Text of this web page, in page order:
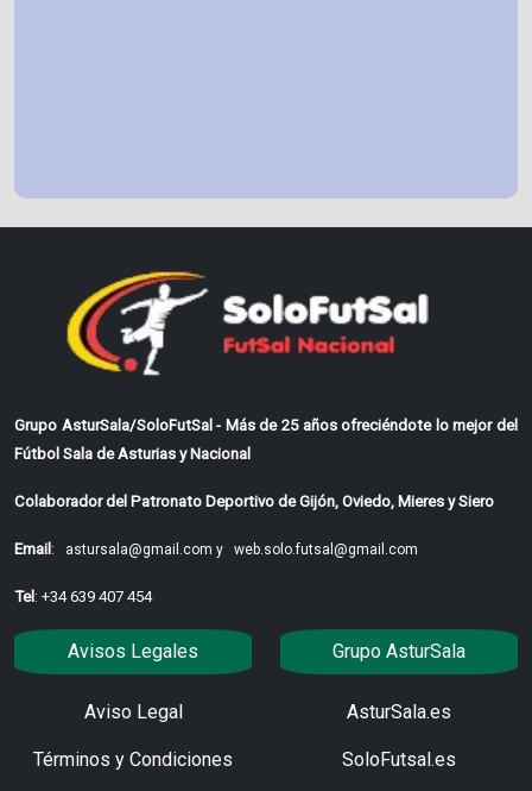
Grupo AsturSala/SoloFutSal - Más de 25 años ofreciéndote lo mejor del
Fútbol Sala de Asturias y Nacional
Colaborador del Patronato Deportivo de Gijón, Oviedo, Mieres y Siero
Email: astursala@gmail.com y web.solo.futsal@gmail.com
Tel: +34 639 407 454
Avisos Legales
Aviso Legal
Términos y Condiciones
Grupo AsturSala
AsturSala.es
SoloFutsal.es